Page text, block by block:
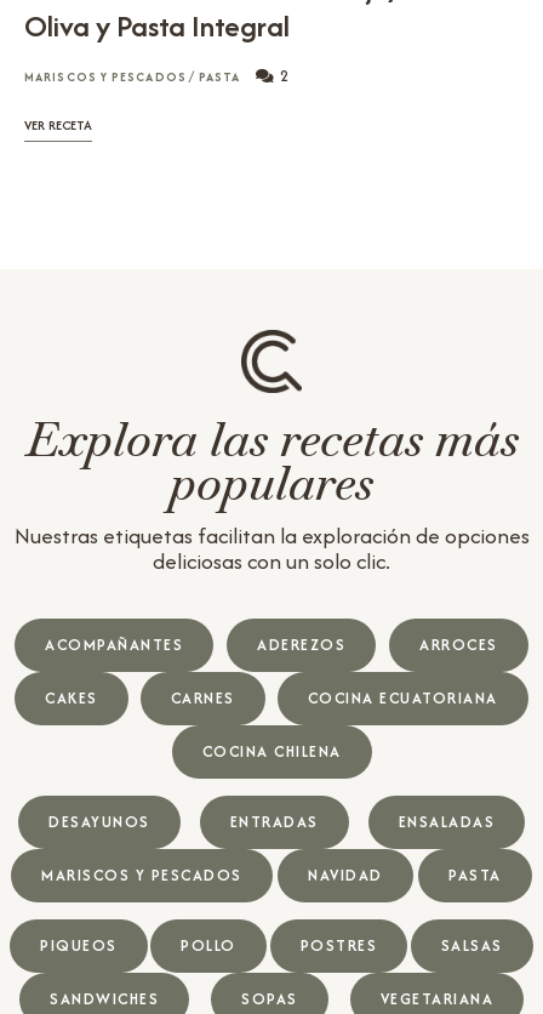
Oliva y Pasta Integral
MARISCOS Y PESCADOS / PASTA 2
VER RECETA
Explora las recetas más
populares
Nuestras etiquetas facilitan la exploración de opciones
deliciosas con un solo clic.
ACOMPAÑANTES ADEREZOS ARROCES
CAKES CARNES COCINA ECUATORIANA
COCINA CHILENA
DESAYUNOS ENTRADAS ENSALADAS
MARISCOS Y PESCADOS NAVIDAD PASTA
PIQUEOS POLLO POSTRES SALSAS
SANDWICHES SOPAS VEGETARIANA